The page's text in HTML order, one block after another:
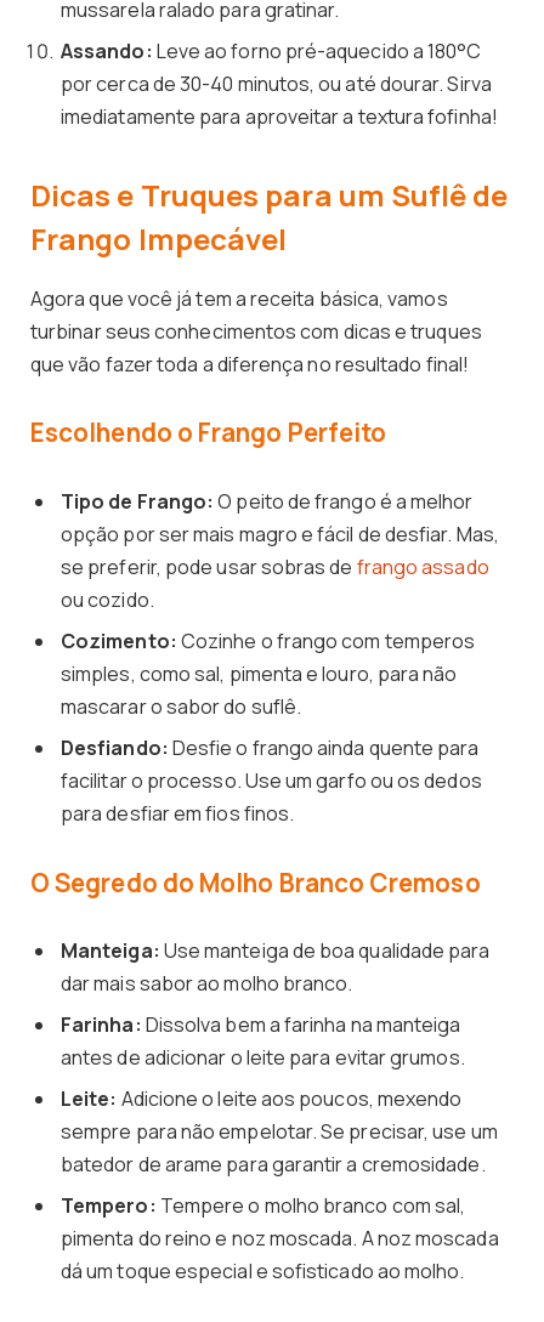
mussarela ralado para gratinar.
Assando: Leve ao forno pré-aquecido a 180°C
por cerca de 30-40 minutos, ou até dourar. Sirva
imediatamente para aproveitar a textura fofinha!
Dicas e Truques para um Suflê de
Frango Impecável
Agora que você já tem a receita básica, vamos
turbinar seus conhecimentos com dicas e truques
que vão fazer toda a diferença no resultado final!
Escolhendo o Frango Perfeito
Tipo de Frango: O peito de frango é a melhor
opção por ser mais magro e fácil de desfiar. Mas,
se preferir, pode usar sobras de frango assado
ou cozido.
Cozimento: Cozinhe o frango com temperos
simples, como sal, pimenta e louro, para não
mascarar o sabor do suflê.
Desfiando: Desfie o frango ainda quente para
facilitar o processo. Use um garfo ou os dedos
para desfiar em fios finos.
O Segredo do Molho Branco Cremoso
Manteiga: Use manteiga de boa qualidade para
dar mais sabor ao molho branco.
Farinha: Dissolva bem a farinha na manteiga
antes de adicionar o leite para evitar grumos.
Leite: Adicione o leite aos poucos, mexendo
sempre para não empelotar. Se precisar, use um
batedor de arame para garantir a cremosidade.
Tempero: Tempere o molho branco com sal,
pimenta do reino e noz moscada. A noz moscada
dá um toque especial e sofisticado ao molho.